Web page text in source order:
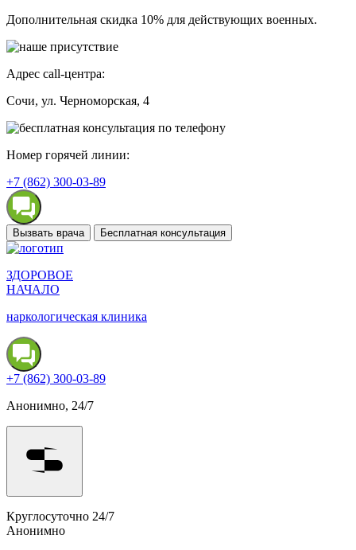
Дополнительная скидка 10% для действующих военных.
Адрес call-центра:
Сочи, ул. Черноморская, 4
Номер горячей линии:
+7 (862) 300-03-89
Вызвать врача Бесплатная консультация
ЗДОРОВОЕ
НАЧАЛО
наркологическая клиника
+7 (862) 300-03-89
Анонимно, 24/7
Круглосуточно 24/7
Анонимно